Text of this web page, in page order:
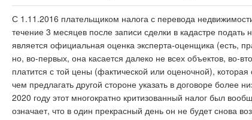
С 1.11.2016 плательщиком налога с перевода
течение 3 месяцев после записи сделки в кадастре
является официальная оценка эксперта-оценщика (есть,
но, во-первых, она касается далеко не всех объектов, во-
платится с той цены (фактической или оценочной),
чем предлагать другой стороне указать в договоре
2020 году этот многократно критизованный налог был
означает, что в один прекрасный день он не будет снова